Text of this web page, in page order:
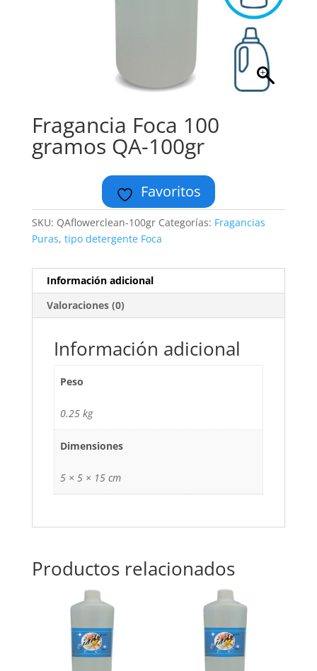
Fragancia Foca 100
gramos QA-100gr
Favoritos
SKU: QAflowerclean-100gr Categorías: Fragancias
Puras, tipo detergente Foca
Información adicional
Valoraciones (0)
Información adicional
Peso
0.25 kg
Dimensiones
5 × 5 × 15 cm
Productos relacionados